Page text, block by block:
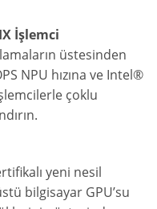
İşlemci
üstesinden
NPU hızına ve Intel®
çoklu
yeni nesil
bilgisayar GPU’su